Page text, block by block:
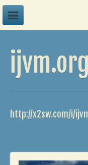
http://x2sw.com/i/